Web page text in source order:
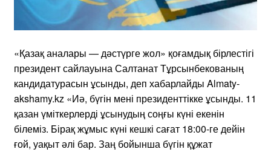
«Қазақ аналары — дәстүрге жол» қоғамдық бірлестігі
президент сайлауына Салтанат Тұрсынбекованың
кандидатурасын ұсынды, деп хабарлайды Almaty-
akshamy.kz «Иә, бүгін мені президенттікке ұсынды. 11
қазан үміткерлерді ұсынудың соңғы күні екенін
білеміз. Бірақ жұмыс күні кешкі сағат 18:00-ге дейін
ғой, уақыт әлі бар. Заң бойынша бүгін құжат